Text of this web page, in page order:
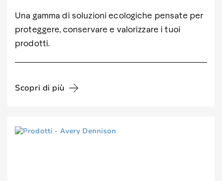
Una gamma di soluzioni ecologiche pensate per
proteggere, conservare e valorizzare i tuoi
prodotti.
Scopri di più